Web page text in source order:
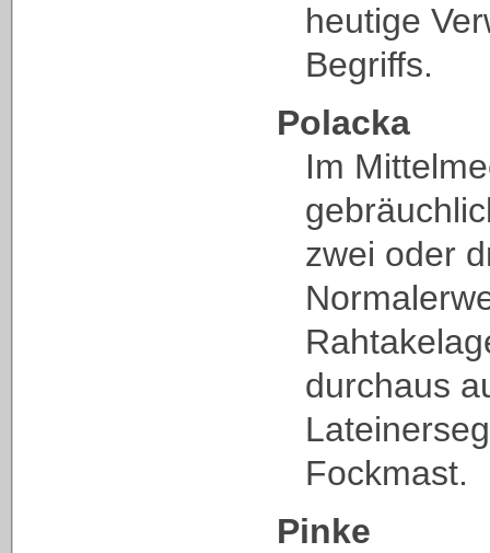
heutige
Begriffs.
Polacka
Im
zwei oder
durchaus
Fockmast.
Pinke